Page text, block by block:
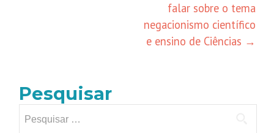
falar sobre o tema
negacionismo científico
e ensino de Ciências →
Pesquisar
por: